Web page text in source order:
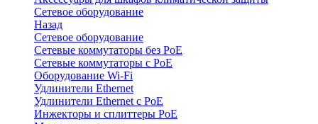
Сетевое оборудование
Назад
Сетевое оборудование
Сетевые коммутаторы без PoE
Сетевые коммутаторы с PoE
Оборудование Wi-Fi
Удлинители Ethernet
Удлинители Ethernet с PoE
Инжекторы и сплиттеры PoE